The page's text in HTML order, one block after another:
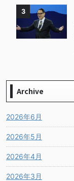
3
Archive
2026年6月
2026年5月
2026年4月
2026年3月